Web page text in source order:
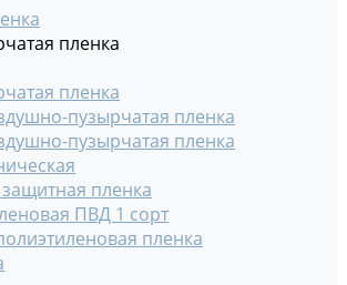
пленка
пленка
пузырчатая пленка
пузырчатая пленка
пленка
ПВД 1 сорт
пленка